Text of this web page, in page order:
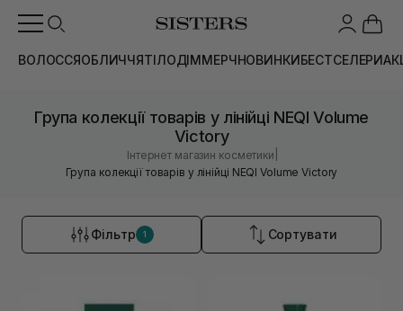
ВОЛОССЯОБЛИЧЧЯТІЛОДІММЕРЧНОВИНКИБЕСТСЕЛЕРИ
Група колекції товарів у лінійці NEQI Volume
Victory
Інтернет магазин косметики
Група колекції товарів у лінійці NEQI Volume Victory
Фільтр 1 Сортувати